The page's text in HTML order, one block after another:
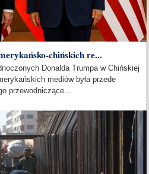
chińskich re...
Donalda Trumpa w Chińskiej
mediów była przede
przewodniczące...